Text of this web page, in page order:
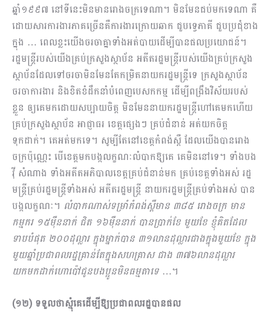
ឆ្នាំ១៩៩៧ នៅទីនេះមិនមានរោងចក្រទេណា។ មិនមែនជប់មកទេណា គឺ
ដោយសារការងារភាគច្រើនគឺការងារក្រោយឆាក ជួបទ្វេភាគី ជួបប្រជុំខាង
ក្នុង … ពេលខ្លះយើងចរចាគ្នាទាំងអត់បាយដើម្បីបានផលប្រយោជន៍។
រដ្ឋមន្រ្តីរបស់​យើងគ្រប់ក្រសួងស្ថាប័ន អតីតរដ្ឋមន្រ្តីរបស់យើងគ្រប់ក្រសួង
ស្ថាប័នដែលទៅចរចាមិនមែនតែកម្រិតនាយករដ្ឋមន្រ្តីទេ ក្រសួងស្ថាប័ន
ចរចាការងារ និងខិតខំដឹកនាំបំពេញបេសកកម្ម ដើម្បីពង្រឹងវិស័យរបស់
ខ្លួន ឲ្យគេមកដោយសប្បាយចិត្ត មិនមែននាយករដ្ឋមន្ត្រីហៅគេមកហើយ
គ្រប់ក្រសួងស្ថាប័ន អាជ្ញាធរ ខេត្តផ្សេងៗ គ្រប់ជំនាន់ អត់យកចិត្ត
ទុកដាក់។ គេអត់មកទេ។ សូម្បីតែនៅខេត្តកំពង់ស្ពឺ ដែលយើងបានរោង
ចក្រប៉ុណ្ណេះ បើខេត្តមកបង្កលក្ខណៈលំបាកឱ្យគេ គេមិននៅទេ។ ទាំងបង
វ៉ី សំណាង ទាំងអតីតអភិបាលខេត្តគ្រប់ជំនាន់មក គ្រប់ខេត្តទាំងអស់ រដ្ឋ
មន្ត្រីគ្រប់រដ្ឋមន្ត្រីទាំងអស់ អតីតរដ្ឋមន្ត្រី នាយករដ្ឋមន្ត្រីគ្រប់ទាំងអស់ បាន
បង្កលក្ខណៈ។ លំបាកណាស់ទម្រាំកំពង់ស្ពឺមាន ៣៨៥ រោងចក្រ មាន
កម្មករ ១៥ម៉ឺននាក់ ជិត ១៦ម៉ឺននាក់ បានប្រាក់ខែ មួយខែ ខ្ញុំគិតដែល
ទាបបំផុត ២០០ដុល្លារ ក្នុងម្នាក់បាន ៣១លានដុល្លារជាងក្នុងមួយខែ ក្នុង
មួយឆ្នាំប្រជាពលរដ្ឋគ្រាន់តែក្នុងសហគ្រាស ជាង ៣៧៦លានដុល្លារ
យកមកដាក់ហោប៉ៅជូនបងប្អូនមិនធម្មតាទេ …។
(១២) ទទួលថាស្មុំគេដើម្បីឱ្យប្រជាពលរដ្ឋបានផល